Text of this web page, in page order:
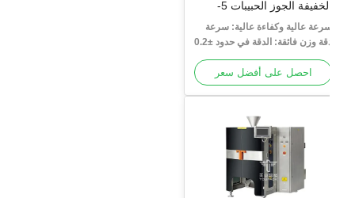
الخفيفة الجوز الحبيبات 5-
200g مع جهاز استشعار رقمي
20-200 كيس / دقيقة حل
الغذائية
عالية وكفاءة عالية: سرعة
التعبئة 20-200 عبوة/الدقيقة،
المستمر الأوتوماتيكي
دقة وزن فائقة: الدقة في حدود ±0.2
تقلل بشكل فعال من هدر
احصل على أفضل سعر